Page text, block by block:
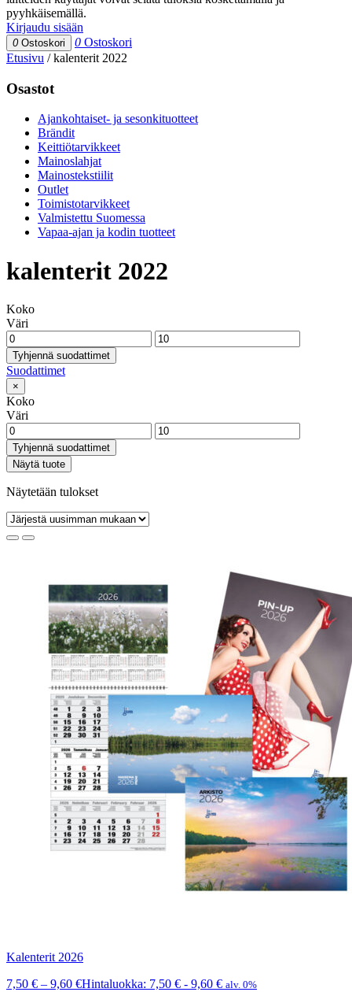
pyyhkäisemällä.
Kirjaudu sisään
0 Ostoskori 0 Ostoskori
Etusivu /kalenterit 2022
Osastot
Ajankohtaiset- ja sesonkituotteet
Brändit
Keittiötarvikkeet
Mainoslahjat
Mainostekstiilit
Outlet
Toimistotarvikkeet
Valmistettu Suomessa
Vapaa-ajan ja kodin tuotteet
kalenterit 2022
Koko
Väri
Tyhjennä suodattimet
Suodattimet
×
Koko
Väri
Tyhjennä suodattimet
Näytä tuote
Näytetään tulokset
Kalenterit 2026
7,50 € – 9,60 €Hintaluokka: 7,50 € - 9,60 € alv. 0%